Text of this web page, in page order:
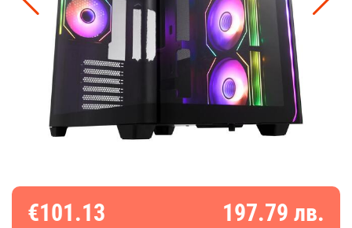
€101.13 197.79 лв.